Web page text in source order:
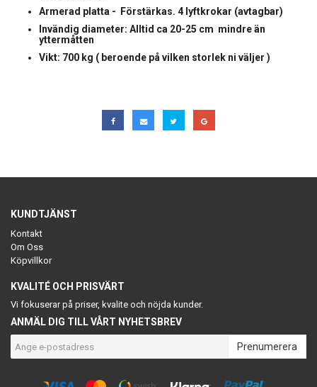
Armerad platta - Förstärkas. 4 lyftkrokar (avtagbar)
Invändig diameter: Alltid ca 20-25 cm mindre än
yttermåtten
Vikt: 700 kg ( beroende på vilken storlek ni väljer )
KUNDTJÄNST
Kontakt
Om Oss
Köpvillkor
KVALITÉ OCH PRISVÄRT
Vi fokuserar på priser, kvalite och nöjda kunder.
ANMÄL DIG TILL VÅRT NYHETSBREV
Prenumerera